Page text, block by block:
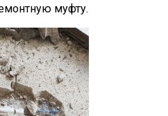
муфту.